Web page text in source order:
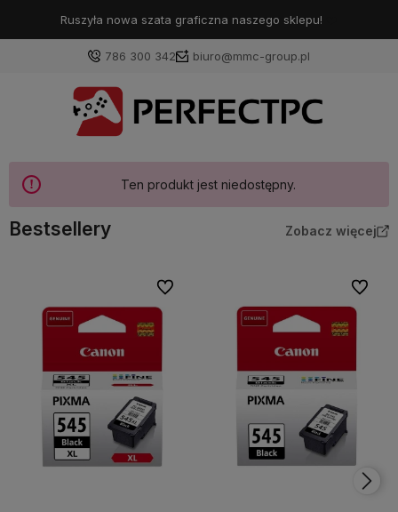
Ruszyła nowa szata graficzna naszego sklepu!
786 300 342 biuro@mmc-group.pl
Ten produkt jest niedostępny.
Bestsellery Zobacz więcej
Do ulubionych Do